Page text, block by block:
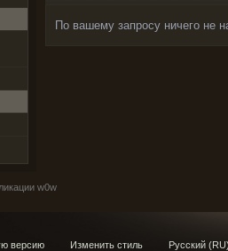
По вашему запросу ничего не
w0w
версию Изменить стиль Русский